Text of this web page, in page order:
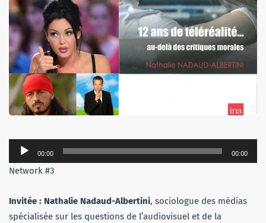
Lecteur
audio
00:00 00:00
Network #3
Invitée : Nathalie Nadaud-Albertini, sociologue des médias
spécialisée sur les questions de l’audiovisuel et de la